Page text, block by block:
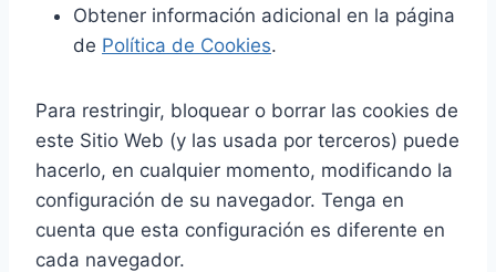
Obtener información adicional en la página
de Política de Cookies.
Para restringir, bloquear o borrar las cookies de
este Sitio Web (y las usada por terceros) puede
hacerlo, en cualquier momento, modificando la
configuración de su navegador. Tenga en
cuenta que esta configuración es diferente en
cada navegador.